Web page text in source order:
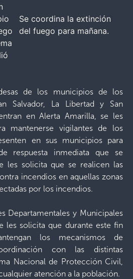
Se coordina la extinción
del fuego para mañana.
de los municipios de los
Salvador, La Libertad y San
en Alerta Amarilla, se les
mantenerse vigilantes de los
en sus municipios para
respuesta inmediata que se
les solicita que se realicen las
incendios en aquellas zonas
por los incendios.
Departamentales y Municipales
les solicita que durante este fin
los mecanismos de
con las distintas
Nacional de Protección Civil,
atención a la población.